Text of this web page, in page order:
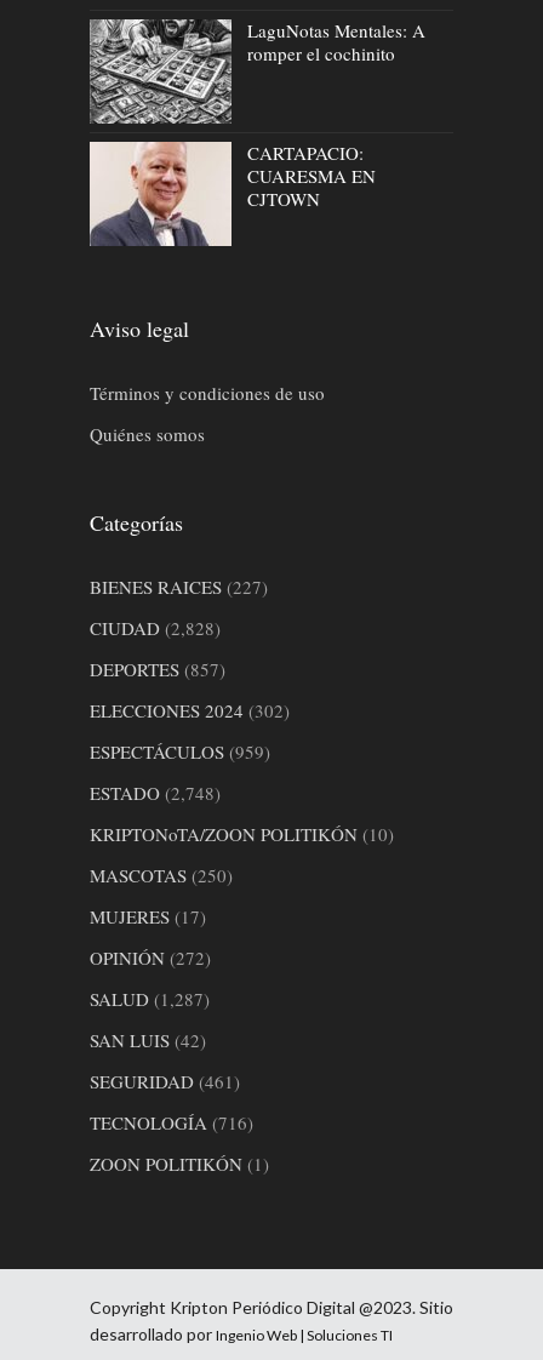
LaguNotas Mentales: A
romper el cochinito
CARTAPACIO:
CUARESMA EN
CJTOWN
Aviso legal
Términos y condiciones de uso
Quiénes somos
Categorías
BIENES RAICES (227)
CIUDAD (2,828)
DEPORTES (857)
ELECCIONES 2024 (302)
ESPECTÁCULOS (959)
ESTADO (2,748)
KRIPTONoTA/ZOON POLITIKÓN (10)
MASCOTAS (250)
MUJERES (17)
OPINIÓN (272)
SALUD (1,287)
SAN LUIS (42)
SEGURIDAD (461)
TECNOLOGÍA (716)
ZOON POLITIKÓN (1)
Copyright Kripton Periódico Digital @2023. Sitio
desarrollado por Ingenio Web | Soluciones TI